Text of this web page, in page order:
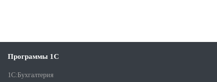
Программы 1С
1С:Бухгалтерия